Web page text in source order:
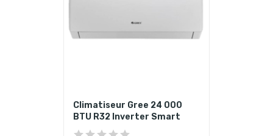
Climatiseur Gree 24 000
BTU R32 Inverter Smart